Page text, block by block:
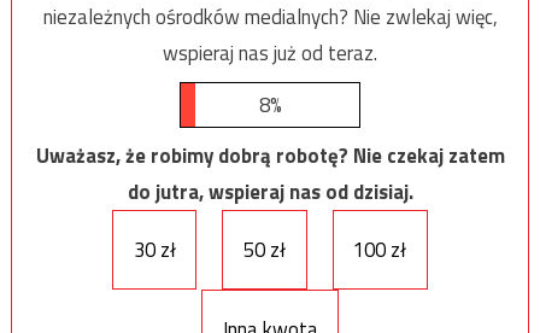
niezależnych ośrodków medialnych? Nie zwlekaj więc,
wspieraj nas już od teraz.
8%
Uważasz, że robimy dobrą robotę? Nie czekaj zatem
do jutra, wspieraj nas od dzisiaj.
30 zł
50 zł 100 zł